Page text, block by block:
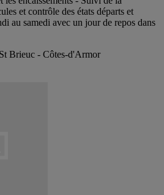
et contrôle des états départs et
au samedi avec un jour de repos dans
Brieuc - Côtes-d'Armor